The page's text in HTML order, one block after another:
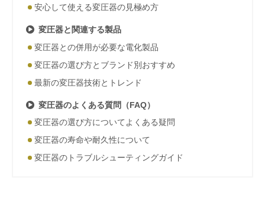
安心して使える変圧器の見極め方
変圧器と関連する製品
変圧器との併用が必要な電化製品
変圧器の選び方とブランド別おすすめ
最新の変圧器技術とトレンド
変圧器のよくある質問（FAQ）
変圧器の選び方についてよくある疑問
変圧器の寿命や耐久性について
変圧器のトラブルシューティングガイド